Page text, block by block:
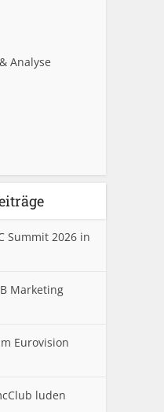
Analyse
Summit 2026 in
Marketing
Eurovision
luden